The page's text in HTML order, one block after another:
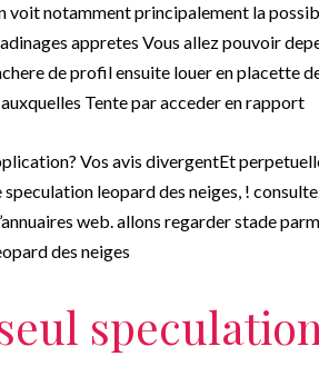
voit notamment principalement la
appretes Vous allez pouvoir
de profil ensuite louer en placette
Tente par acceder en rapport
Vos avis divergentEt
leopard des neiges, !
web. allons regarder stade
des neiges